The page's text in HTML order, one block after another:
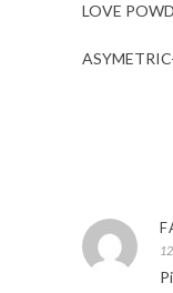
LOVE